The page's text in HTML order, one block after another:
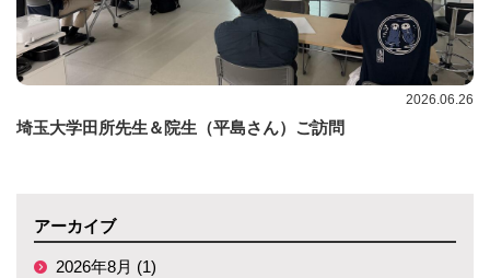
2026.06.26
埼玉大学田所先生＆院生（平島さん）ご訪問
アーカイブ
2026年8月 (1)